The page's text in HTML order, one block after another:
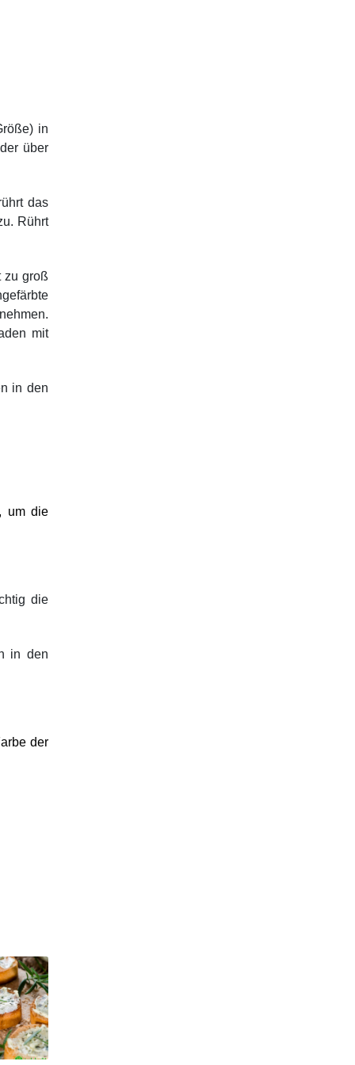
in
über
das
Rührt
zu groß
mit
in den
um die
die
in den
der